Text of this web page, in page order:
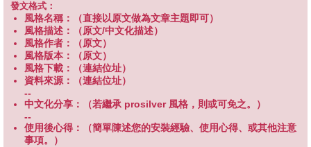
發文格式：
風格名稱：（直接以原文做為文章主題即可）
風格描述：（原文/中文化描述）
風格作者：（原文）
風格版本：（原文）
風格下載：（連結位址）
資料來源：（連結位址）
--
中文化分享：（若繼承 prosilver 風格，則或可免之。）
--
使用後心得：（簡單陳述您的安裝經驗、使用心得、或其他注意
事項。）